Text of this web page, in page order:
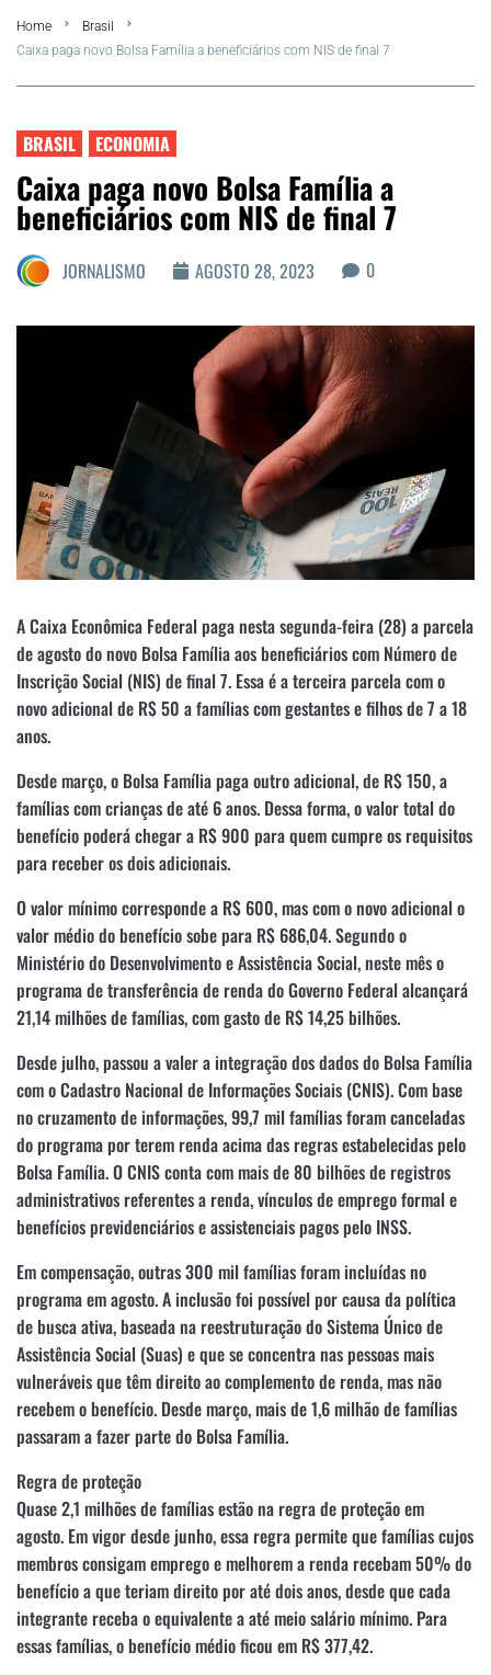
FLA Araru 2026
Região dos Lagos
Agenda Cultural
Colunistas
Home
Brasil
Caixa paga novo Bolsa Família a beneficiários com NIS de final 7
BRASIL ECONOMIA
Caixa paga novo Bolsa Família a
beneficiários com NIS de final 7
JORNALISMO AGOSTO 28, 2023 0
A Caixa Econômica Federal paga nesta segunda-feira (28) a parcela
de agosto do novo Bolsa Família aos beneficiários com Número de
Inscrição Social (NIS) de final 7. Essa é a terceira parcela com o
novo adicional de R$ 50 a famílias com gestantes e filhos de 7 a 18
anos.
Desde março, o Bolsa Família paga outro adicional, de R$ 150, a
famílias com crianças de até 6 anos. Dessa forma, o valor total do
benefício poderá chegar a R$ 900 para quem cumpre os requisitos
para receber os dois adicionais.
O valor mínimo corresponde a R$ 600, mas com o novo adicional o
valor médio do benefício sobe para R$ 686,04. Segundo o
Ministério do Desenvolvimento e Assistência Social, neste mês o
programa de transferência de renda do Governo Federal alcançará
21,14 milhões de famílias, com gasto de R$ 14,25 bilhões.
Desde julho, passou a valer a integração dos dados do Bolsa Família
com o Cadastro Nacional de Informações Sociais (CNIS). Com base
no cruzamento de informações, 99,7 mil famílias foram canceladas
do programa por terem renda acima das regras estabelecidas pelo
Bolsa Família. O CNIS conta com mais de 80 bilhões de registros
administrativos referentes a renda, vínculos de emprego formal e
benefícios previdenciários e assistenciais pagos pelo INSS.
Em compensação, outras 300 mil famílias foram incluídas no
programa em agosto. A inclusão foi possível por causa da política
de busca ativa, baseada na reestruturação do Sistema Único de
Assistência Social (Suas) e que se concentra nas pessoas mais
vulneráveis que têm direito ao complemento de renda, mas não
recebem o benefício. Desde março, mais de 1,6 milhão de famílias
passaram a fazer parte do Bolsa Família.
Regra de proteção
Quase 2,1 milhões de famílias estão na regra de proteção em
agosto. Em vigor desde junho, essa regra permite que famílias cujos
membros consigam emprego e melhorem a renda recebam 50% do
benefício a que teriam direito por até dois anos, desde que cada
integrante receba o equivalente a até meio salário mínimo. Para
essas famílias, o benefício médio ficou em R$ 377,42.